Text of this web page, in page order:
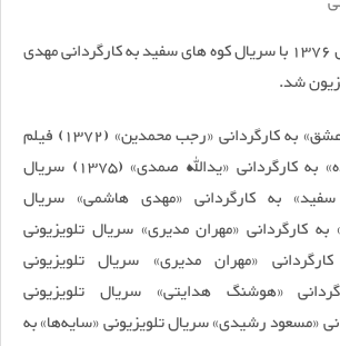
مهنوش صادقی از سال 1376 با سریال کوه های سفید به کارگردانی مهدی
شد.
فیلم سینمایی «جاده عشق» به کارگردانی «رجب محمدین» (1372) فیلم
سینمایی «معجزه خنده» به کارگردانی «یدالله صمدی» (1375) سریال
سفید» به کارگردانی «مهدی هاشمی» سریال
«جُنگ 77» به کارگردانی «مهران مدیری» سریال تلویزیونی
«مهران مدیری» سریال تلویزیونی
«هوشنگ هدایتی» سریال تلویزیونی
«مسعود رشیدی» سریال تلویزیونی «سایه‌ها» به